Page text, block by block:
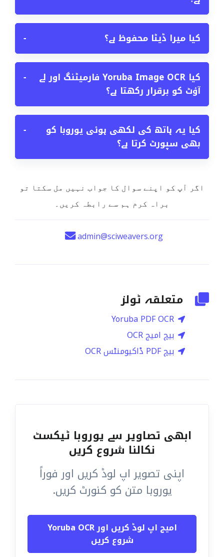
کیا میرا ڈیٹا محفوظ ہے؟ −
کیا Yoruba Image OCR فارمیٹنگ اور لے
آؤٹ کو برقرار رکھتا ہے؟
−
کیا یہ ہاتھ کی لکھی ہوئی یوروبا کو
بھی سپورٹ کرتا ہے؟
−
اگر آپ کو اپنے سوال کا جواب نہیں مل سکتا تو
براہ کرم ہم سے رابطہ کریں۔
admin@sciweavers.org
متعلقہ ٹولز
Yoruba PDF OCR
بیچ امیج OCR
بیچ PDF ڈاکیومنٹس OCR
ابھی تصاویر سے یوروبا ٹیکسٹ
نکالنا شروع کریں
اپنی تصویر اپ لوڈ کریں اور فوراً
یوروبا متن کو کنورٹ کریں.
امیج اپ لوڈ کریں اور Yoruba OCR
شروع کریں